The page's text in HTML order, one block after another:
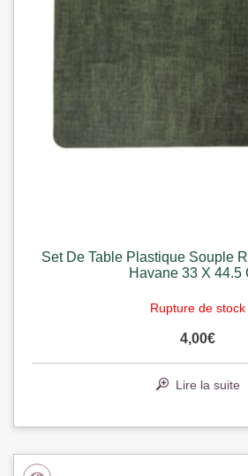
Set De Table Plastique Souple
Havane 33 X 44.5
Rupture de stock
4,00€
Lire la suite